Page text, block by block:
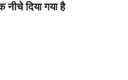
दिया गया है